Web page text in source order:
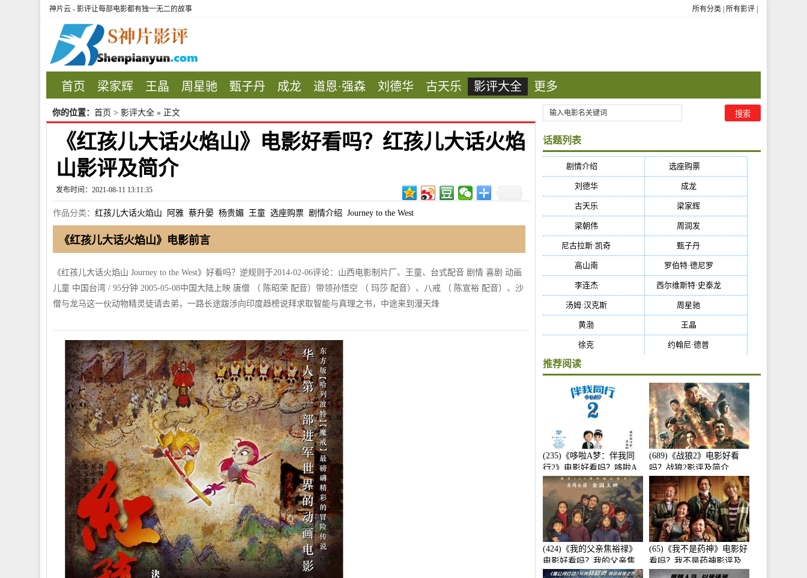
所有分类 所有影评
神片云 - 影评让每部电影都有独一无二的故事
首页 梁家辉 王晶 周星驰 甄子丹 成龙 道恩·强森 刘德华 古天乐 影评大全 更多
你的位置： 首页 > 影评大全 » 正文
《红孩儿大话火焰山》电影好看吗？红孩儿大话火焰
山影评及简介
发布时间：2021-08-11 13:11:35
作品分类： 红孩儿大话火焰山 阿雅 蔡升晏 杨贵媚 王童 选座购票 剧情介绍 Journey to the West
《红孩儿大话火焰山》电影前言
《红孩儿大话火焰山 Journey to the West》好看吗？逆规则于2014-02-06评论：山西电影制片厂、王童、台式配音 剧情 喜剧 动画
儿童 中国台湾 / 95分钟 2005-05-08中国大陆上映 唐僧 （ 陈昭荣 配音）带领孙悟空 （ 玛莎 配音）、八戒 （ 陈宣裕 配音）、沙
僧与龙马这一伙动物精灵徒请去弟，一路长途跋涉向印度趋榜说拜求取智能与真理之书，中途来到漫天烽
话题列表
剧情介绍 选座购票(5384)
刘德华(50) 成龙(46)
古天乐 梁家辉
梁朝伟(37) 周润发
尼古拉斯·凯奇 甄子丹
高山南(33) 罗伯特·德尼罗
李连杰(29) 西尔维斯特·史泰龙(29)
汤姆·汉克斯(27) 周星驰
黄渤 王晶
徐克 约翰尼·德普
推荐阅读
(235)《哆啦A梦：伴我同
行2》电影好看吗？哆啦A
梦：伴我同行2影评及简介
(689)《战狼2》电影好看
吗？战狼2影评及简介
(424)《我的父亲焦裕禄》
电影好看吗？我的父亲焦
裕禄影评及简介
(65)《我不是药神》电影好
看吗？我不是药神影评及
简介